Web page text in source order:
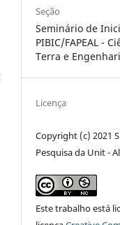
Seção
Seminário de
PIBIC/FAPEAL -
Terra e
Licença
Copyright (c) 2021
Pesquisa da Unit -
Este trabalho está